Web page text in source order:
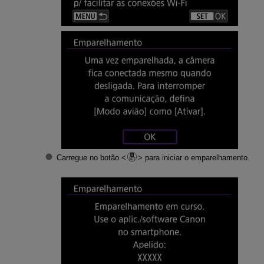
Carregue no botão para iniciar o emparelhamento.